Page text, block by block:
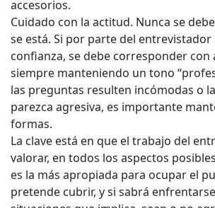
accesorios.
Cuidado con la actitud. Nunca se
se está. Si por parte del entrevistador
confianza, se debe corresponder
siempre manteniendo un tono
las preguntas resulten incómodas o
parezca agresiva, es importante
formas.
La clave está en que el trabajo del
valorar, en todos los aspectos
es la más apropiada para ocupar el
pretende cubrir, y si sabrá